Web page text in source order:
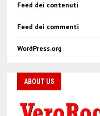
Feed dei contenuti
Feed dei commenti
WordPress.org
ABOUT US